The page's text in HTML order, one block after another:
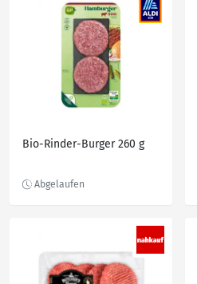
Bio-Rinder-Burger 260 g